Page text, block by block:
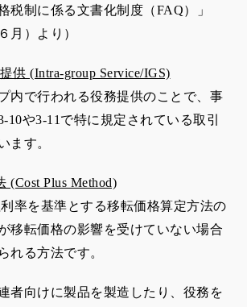
税制に係る文書化制度（FAQ）」
月）より）
供 (Intra-group Service/IGS)
内で行われる役務提供のことで、事
10や3-11 で特に規定されている取引
ます。
(Cost Plus Method)
率を基準とする移転価格算定方法の
移転価格の影響を受けていない場合
れる方法です。
者向けに製品を製造したり、役務を